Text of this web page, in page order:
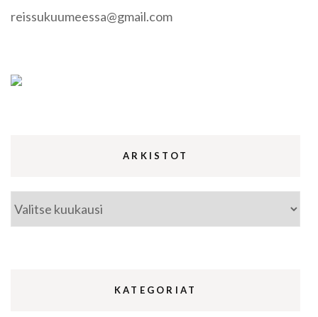
reissukuumeessa@gmail.com
ARKISTOT
Arkistot
KATEGORIAT